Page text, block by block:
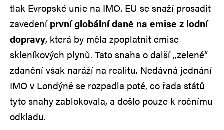
tlak Evropské unie na IMO. EU se snaží prosadit
zavedeníprvní globální daně na emise z lodní
dopravy, která by měla zpoplatnit emise
skleníkových plynů. Tato snaha o další „zelené“
zdanění však naráží na realitu. Nedávná jednání
IMO v Londýně se rozpadla poté, co řada států
tyto snahy zablokovala, a došlo pouze k ročnímu
odkladu.